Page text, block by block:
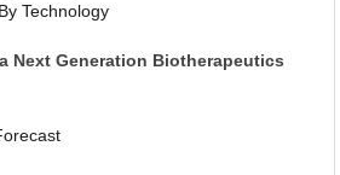
Technology
Next Generation Biotherapeutics